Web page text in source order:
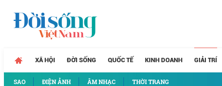
XÃ HỘI ĐỜI SỐNG QUỐC TẾ KINH DOANH GIẢI TRÍ
SAO ĐIỆN ẢNH ÂM NHẠC THỜI TRANG